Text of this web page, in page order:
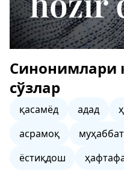
Синонимлари
сўзлар
қасамёд адад
асрамоқ
муҳаббат
ёстиқдош